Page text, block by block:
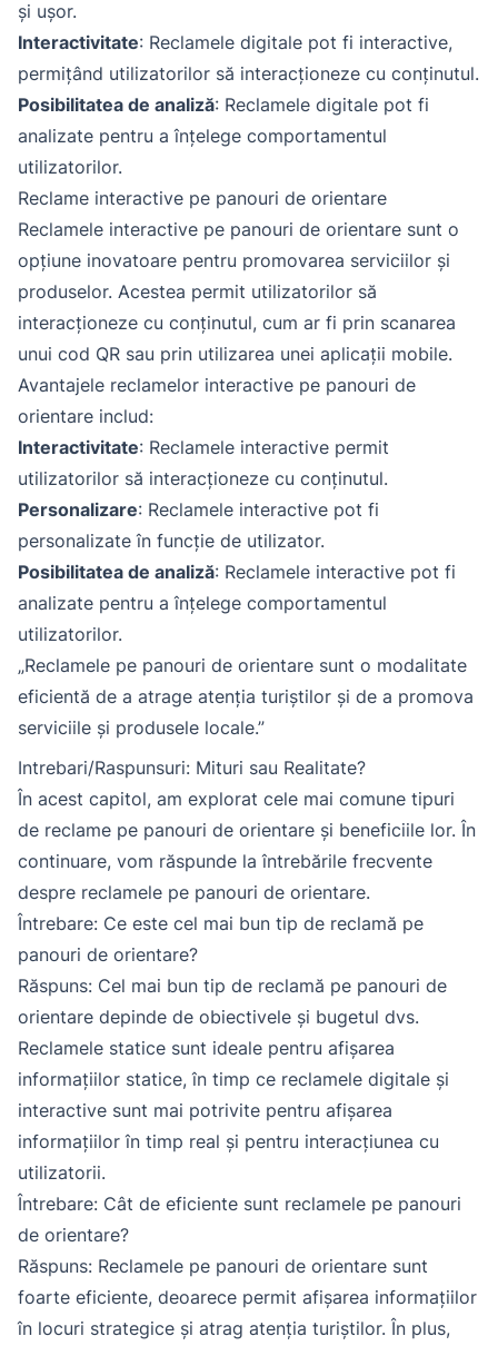
și ușor.
Interactivitate: Reclamele digitale pot fi interactive,
permițând utilizatorilor să interacționeze cu conținutul.
Posibilitatea de analiză: Reclamele digitale pot fi
analizate pentru a înțelege comportamentul
utilizatorilor.
Reclame interactive pe panouri de orientare
Reclamele interactive pe panouri de orientare sunt o
opțiune inovatoare pentru promovarea serviciilor și
produselor. Acestea permit utilizatorilor să
interacționeze cu conținutul, cum ar fi prin scanarea
unui cod QR sau prin utilizarea unei aplicații mobile.
Avantajele reclamelor interactive pe panouri de
orientare includ:
Interactivitate: Reclamele interactive permit
utilizatorilor să interacționeze cu conținutul.
Personalizare: Reclamele interactive pot fi
personalizate în funcție de utilizator.
Posibilitatea de analiză: Reclamele interactive pot fi
analizate pentru a înțelege comportamentul
utilizatorilor.
„Reclamele pe panouri de orientare sunt o modalitate
eficientă de a atrage atenția turiștilor și de a promova
serviciile și produsele locale.”
Intrebari/Raspunsuri: Mituri sau Realitate?
În acest capitol, am explorat cele mai comune tipuri
de reclame pe panouri de orientare și beneficiile lor. În
continuare, vom răspunde la întrebările frecvente
despre reclamele pe panouri de orientare.
Întrebare: Ce este cel mai bun tip de reclamă pe
panouri de orientare?
Răspuns: Cel mai bun tip de reclamă pe panouri de
orientare depinde de obiectivele și bugetul dvs.
Reclamele statice sunt ideale pentru afișarea
informațiilor statice, în timp ce reclamele digitale și
interactive sunt mai potrivite pentru afișarea
informațiilor în timp real și pentru interacțiunea cu
utilizatorii.
Întrebare: Cât de eficiente sunt reclamele pe panouri
de orientare?
Răspuns: Reclamele pe panouri de orientare sunt
foarte eficiente, deoarece permit afișarea informațiilor
în locuri strategice și atrag atenția turiștilor. În plus,